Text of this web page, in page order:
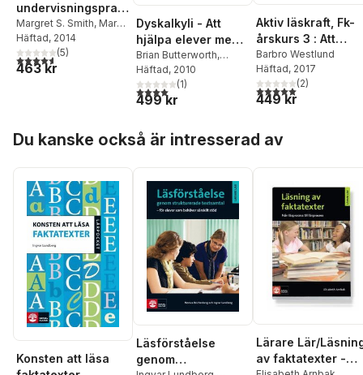
undervisningsprakt
iker i matematik :
för att planera och
leda rika
matematiska
Margret S. Smith, Mary
Kay Stein
Häftad, 2014
4,6utav 5 stjärnor. Totalt antal röster:
(5)
463 kr
Dyskalkyli - Att
hjälpa elever med
specifika
matematiksvårighet
er : Dyskalkyli - Att
hjälpa elever med
matematiksvårighet
Brian Butterworth,
Dorian Yeo
Häftad, 2010
4,0utav 5 stjärnor. Totalt antal röster:
(1)
499 kr
Aktiv läskraft, Fk-
årskurs 3 : Att
undervisa i
lässtrategier för
förståelse
Barbro Westlund
Häftad, 2017
5,0utav 5 stjärnor.
(2)
449 kr
Du kanske också är intresserad av
Konsten att läsa
Läsförståelse
genom
Lärare Lär/
av faktatexter -